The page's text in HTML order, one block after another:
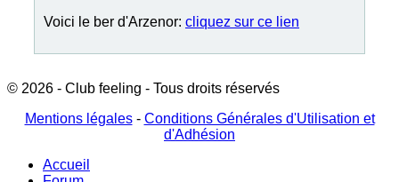
Voici le ber d'Arzenor: cliquez sur ce lien
© 2026 - Club feeling - Tous droits réservés
Mentions légales- Conditions Générales d'Utilisation et
d'Adhésion
Accueil